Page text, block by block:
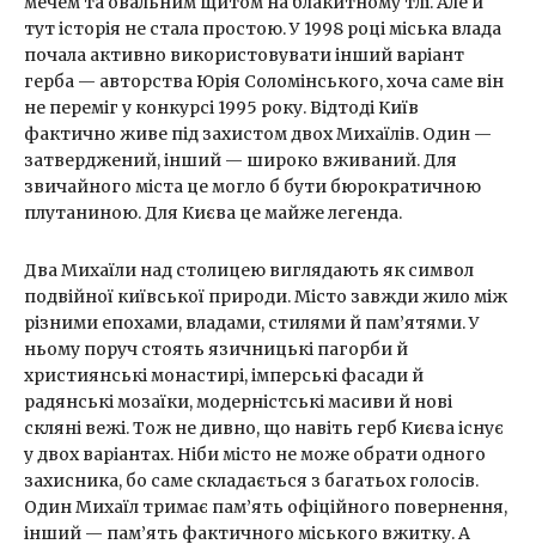
тут історія не стала простою. У 1998 році міська влада
почала активно використовувати інший варіант
герба — авторства Юрія Соломінського, хоча саме він
не переміг у конкурсі 1995 року. Відтоді Київ
фактично живе під захистом двох Михаїлів. Один —
затверджений, інший — широко вживаний. Для
звичайного міста це могло б бути бюрократичною
плутаниною. Для Києва це майже легенда.
Два Михаїли над столицею виглядають як символ
подвійної київської природи. Місто завжди жило між
різними епохами, владами, стилями й пам’ятями. У
ньому поруч стоять язичницькі пагорби й
християнські монастирі, імперські фасади й
радянські мозаїки, модерністські масиви й нові
скляні вежі. Тож не дивно, що навіть герб Києва існує
у двох варіантах. Ніби місто не може обрати одного
захисника, бо саме складається з багатьох голосів.
Один Михаїл тримає пам’ять офіційного повернення,
інший — пам’ять фактичного міського вжитку. А